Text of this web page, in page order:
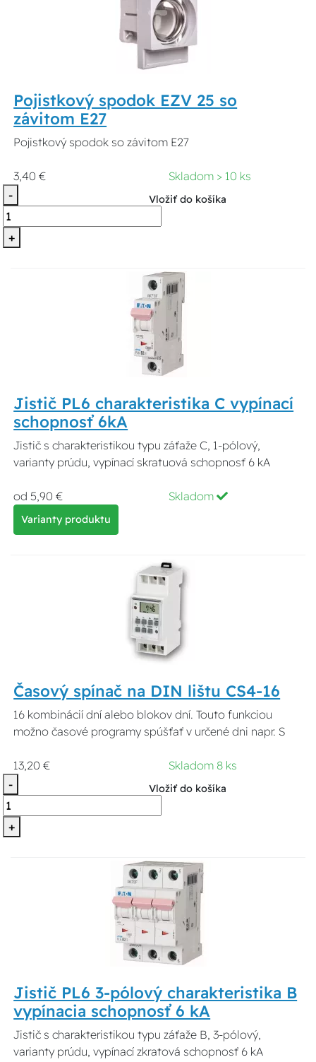
Pojistkový spodok EZV 25 so
závitom E27
Pojistkový spodok so závitom E27
3,40 €
Skladom > 10 ks
-
+
Vložiť do košíka
Jistič PL6 charakteristika C vypínací
schopnosť 6kA
Jistič s charakteristikou typu záťaže C, 1-pólový,
varianty prúdu, vypínací skratuová schopnosť 6 kA
od 5,90 € Skladom
Varianty produktu
Časový spínač na DIN lištu CS4-16
16 kombinácií dní alebo blokov dní. Touto funkciou
možno časové programy spúšťať v určené dni napr. S
13,20 €
Skladom 8 ks
-
+
Vložiť do košíka
Jistič PL6 3-pólový charakteristika B
vypínacia schopnosť 6 kA
Jistič s charakteristikou typu záťaže B, 3-pólový,
varianty prúdu, vypínací zkratová schopnosť 6 kA